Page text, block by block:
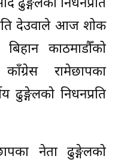
ढुङ्गेलको निधनप्रति
देउवाले आज शोक
बिहान काठमाडौँको
रामेछापका
ढुङ्गेलको निधनप्रति
नेता ढुङ्गेलको